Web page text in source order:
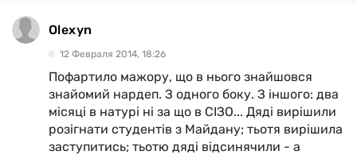
Olexyn
12 Февраля 2014, 18:26
Пофартило мажору, що в нього знайшовся
знайомий нардеп. З одного боку. З іншого: два
місяці в натурі ні за що в СІЗО... Дяді вирішили
розігнати студентів з Майдану; тьотя вирішила
заступитись; тьотю дяді відсинячили - а